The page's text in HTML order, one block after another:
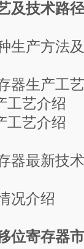
及技术路
产方法及
生产工艺
艺介绍
艺介绍
最新技术
况介绍
位寄存器